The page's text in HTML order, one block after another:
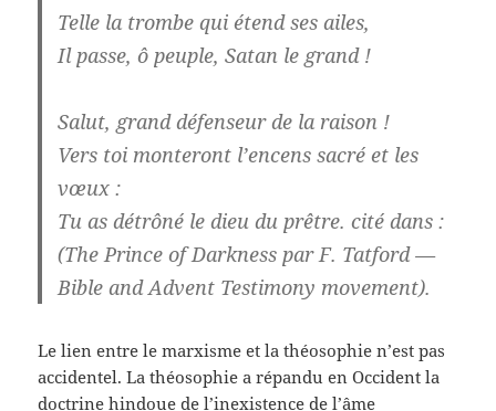
Telle la trombe qui étend ses ailes,
Il passe, ô peuple, Satan le grand !
Salut, grand défenseur de la raison !
Vers toi monteront l’encens sacré et les
vœux :
Tu as détrôné le dieu du prêtre. cité dans :
(The Prince of Darkness par F. Tatford —
Bible and Advent Testimony movement).
Le lien entre le marxisme et la théosophie n’est pas
accidentel. La théosophie a répandu en Occident la
doctrine hindoue de l’inexistence de l’âme